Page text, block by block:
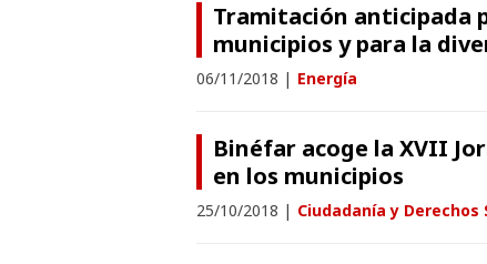
Tramitación anticipada
municipios y para la
06/11/2018 | Energía
Binéfar acoge la XVII
en los municipios
25/10/2018 | Ciudadanía y Derechos